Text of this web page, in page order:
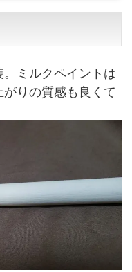
ミルクペイントは
りの質感も良くて